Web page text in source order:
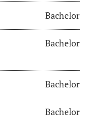
Bachelor
Bachelor
Bachelor
Bachelor